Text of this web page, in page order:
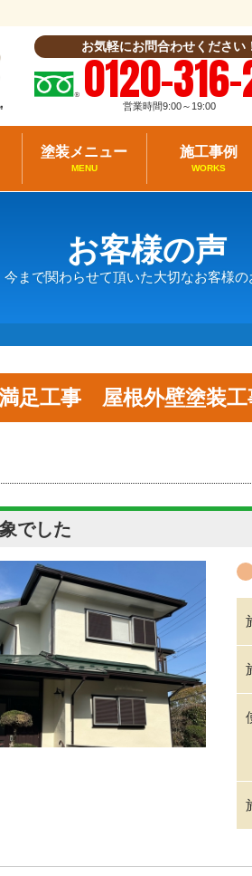
お気軽にお問合わせください
0120-
営業時間9:00～19:00
塗装メニュー
MENU
施工事例
WORKS
お客様の声
今まで関わらせて頂いた大切なお客様の
足工事 屋根外壁塗装工
でした